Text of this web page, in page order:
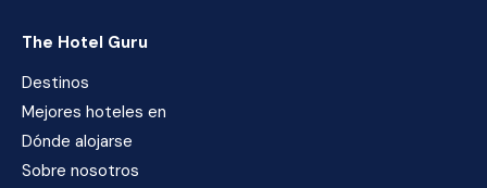
The Hotel Guru
Destinos
Mejores hoteles en
Dónde alojarse
Sobre nosotros